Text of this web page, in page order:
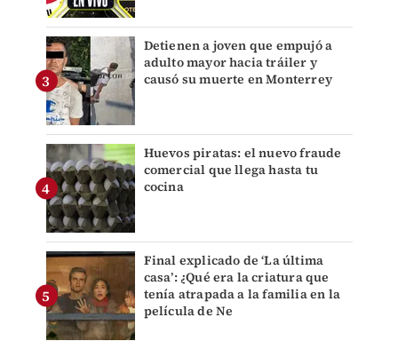
Detienen a joven que empujó a
adulto mayor hacia tráiler y
causó su muerte en Monterrey
Huevos piratas: el nuevo fraude
comercial que llega hasta tu
cocina
Final explicado de ‘La última
casa’: ¿Qué era la criatura que
tenía atrapada a la familia en la
película de Ne